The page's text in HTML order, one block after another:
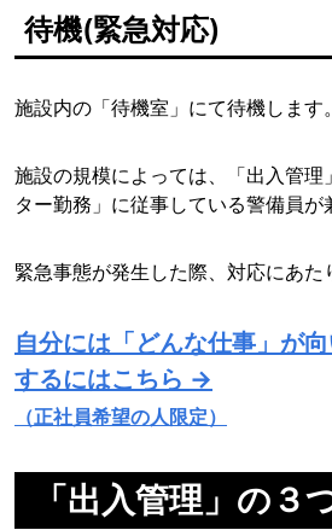
待機(緊急対応)
施設内の「待機室」にて待機します。
施設の規模によっては、「出入管理
ター勤務」に従事している警備員が
緊急事態が発生した際、対応にあた
自分には「どんな仕事」が
するにはこちら →
（正社員希望の人限定）
「出入管理」の３